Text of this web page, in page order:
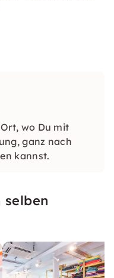
wo Du mit
ganz nach
kannst.